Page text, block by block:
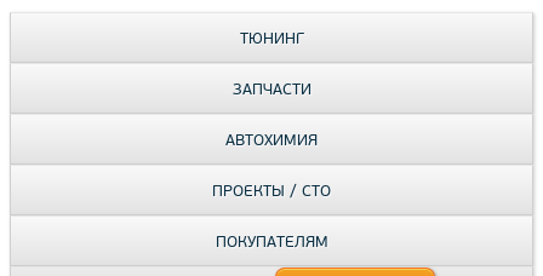
ТЮНИНГ
ЗАПЧАСТИ
АВТОХИМИЯ
ПРОЕКТЫ / СТО
ПОКУПАТЕЛЯМ